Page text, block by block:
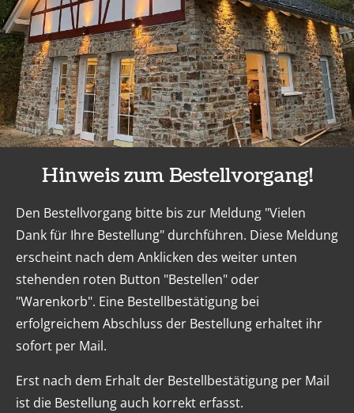
Hinweis zum Bestellvorgang!
Den Bestellvorgang bitte bis zur Meldung "Vielen
Dank für Ihre Bestellung" durchführen. Diese Meldung
erscheint nach dem Anklicken des weiter unten
stehenden roten Button "Bestellen" oder
"Warenkorb". Eine Bestellbestätigung bei
erfolgreichem Abschluss der Bestellung erhaltet ihr
sofort per Mail.
Erst nach dem Erhalt der Bestellbestätigung per Mail
ist die Bestellung auch korrekt erfasst.